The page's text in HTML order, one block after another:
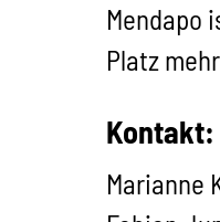
Mendapo
Platz
Kontakt:
Marianne